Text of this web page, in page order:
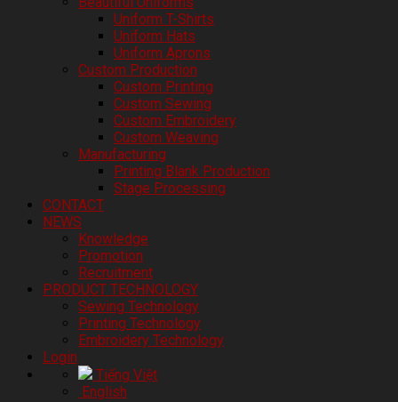
Uniform T-Shirts
Uniform Hats
Uniform Aprons
Custom Production
Custom Printing
Custom Sewing
Custom Embroidery
Custom Weaving
Manufacturing
Printing Blank Production
Stage Processing
CONTACT
NEWS
Knowledge
Promotion
Recruitment
PRODUCT TECHNOLOGY
Sewing Technology
Printing Technology
Embroidery Technology
Login
Tiếng Việt
English